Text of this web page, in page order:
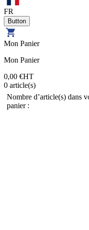
FR
Mon Panier
Mon Panier
0,00 €HT
0 article(s)
Nombre d’article(s) dans
panier :